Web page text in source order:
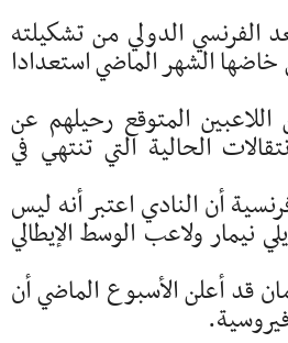
الفرنسي الدولي من تشكيلته
خاضها الشهر الماضي استعدادا
المتوقع رحيلهم عن
الحالية التي تنتهي في
أن النادي اعتبر أنه ليس
نيمار ولاعب الوسط الإيطالي
قد أعلن الأسبوع الماضي أن